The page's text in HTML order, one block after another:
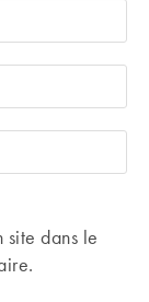
site dans le